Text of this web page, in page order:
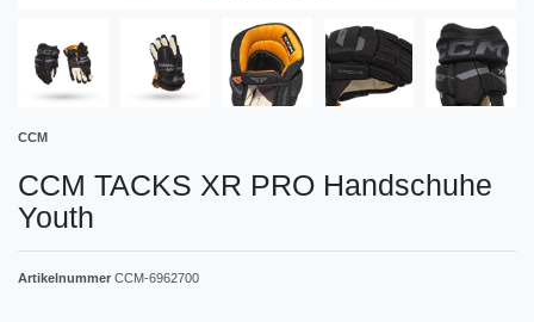
CCM
CCM TACKS XR PRO Handschuhe
Youth
Artikelnummer CCM-6962700